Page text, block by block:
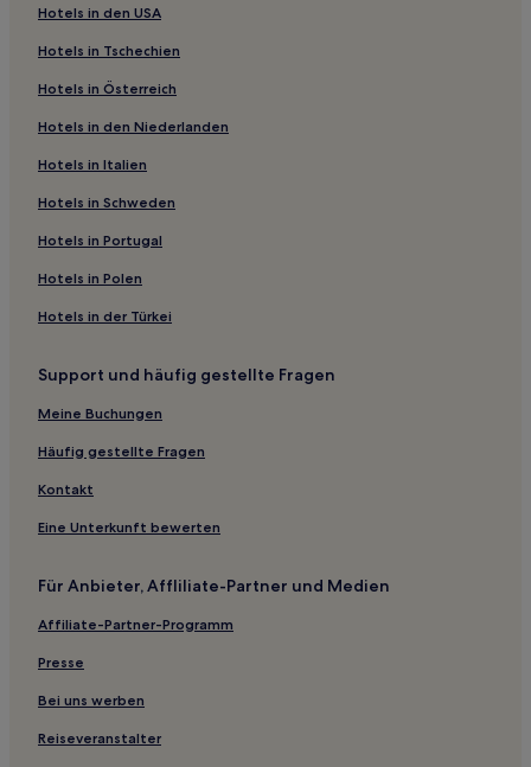
Hotels mit inbegriffenem Frühstück in Büsum
Familien in Ellenberg
Haustierfreundliche in Ellenberg
Familien in Schleswig
Haustierfreundliche in Schönberger Strand
Familien in Schönberg
Haustierfreundliche in Schönberg
Haustierfreundliche in Landkreis Plön
Hotels mit WLAN in Landkreis Plön
Hotels mit inbegriffenem Frühstück in Sankt Peter-Ording
Haustierfreundliche in Husum
Familien in Kiel
Haustierfreundliche in Kiel
Hotels mit Parkplatz in Friedrichstadt
Familien in Neumünster
Familien in Karschau
Hotels mit Parkplatz in Laboe
Haustierfreundliche in Schleswig-Holstein
Hotels mit Pool in Schleswig-Holstein
Hotels in den USA
Hotels in Tschechien
Hotels in Österreich
Hotels in den Niederlanden
Hotels in Italien
Hotels in Schweden
Hotels in Portugal
Hotels in Polen
Hotels in der Türkei
Support und häufig gestellte Fragen
Meine Buchungen
Häufig gestellte Fragen
Kontakt
Eine Unterkunft bewerten
Für Anbieter, Affliliate-Partner und Medien
Affiliate-Partner-Programm
Presse
Bei uns werben
Reiseveranstalter